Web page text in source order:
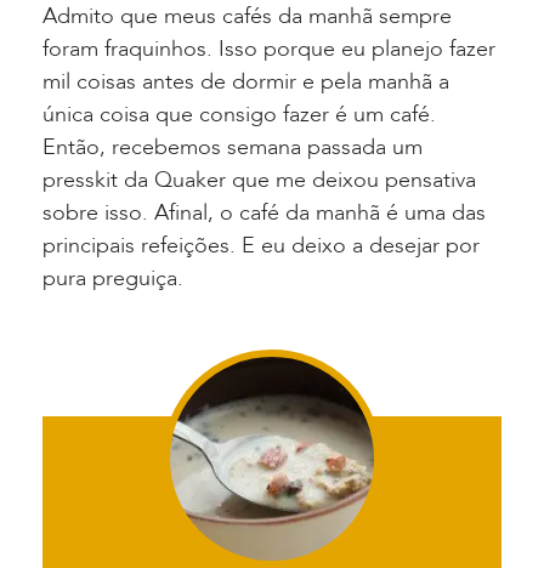
Admito que meus cafés da manhã sempre
foram fraquinhos. Isso porque eu planejo fazer
mil coisas antes de dormir e pela manhã a
única coisa que consigo fazer é um café.
Então, recebemos semana passada um
presskit da Quaker que me deixou pensativa
sobre isso. Afinal, o café da manhã é uma das
principais refeições. E eu deixo a desejar por
pura preguiça.